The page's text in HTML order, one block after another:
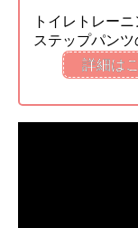
トイレトレー
ステップパン
詳細は